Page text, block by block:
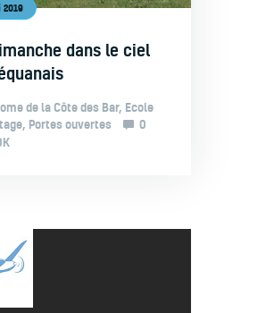
2019
dans le ciel
de la Côte des Bar, Ecole
, Portes ouvertes
0